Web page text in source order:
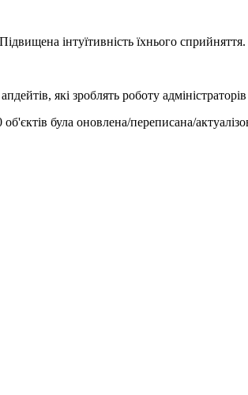
інтуїтивність їхнього сприйняття.
які зроблять роботу
була оновлена/переписана/